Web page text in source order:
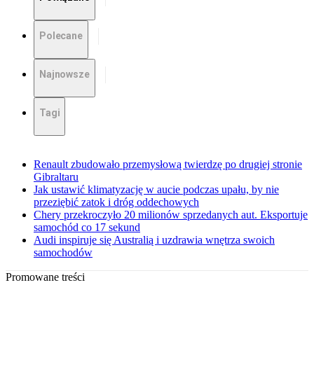
Polecane
Najnowsze
Tagi
Renault zbudowało przemysłową twierdzę po drugiej stronie
Gibraltaru
Jak ustawić klimatyzację w aucie podczas upału, by nie
przeziębić zatok i dróg oddechowych
Chery przekroczyło 20 milionów sprzedanych aut. Eksportuje
samochód co 17 sekund
Audi inspiruje się Australią i uzdrawia wnętrza swoich
samochodów
Promowane treści